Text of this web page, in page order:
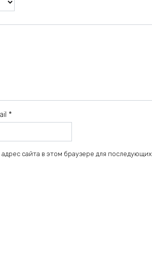
*
сайта в этом браузере для последующих